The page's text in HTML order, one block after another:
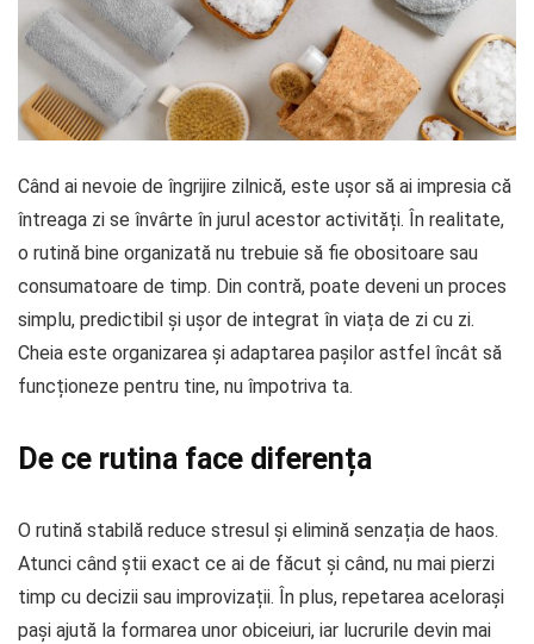
Când ai nevoie de îngrijire zilnică, este ușor să ai impresia că
întreaga zi se învârte în jurul acestor activități. În realitate,
o rutină bine organizată nu trebuie să fie obositoare sau
consumatoare de timp. Din contră, poate deveni un proces
simplu, predictibil și ușor de integrat în viața de zi cu zi.
Cheia este organizarea și adaptarea pașilor astfel încât să
funcționeze pentru tine, nu împotriva ta.
De ce rutina face diferența
O rutină stabilă reduce stresul și elimină senzația de haos.
Atunci când știi exact ce ai de făcut și când, nu mai pierzi
timp cu decizii sau improvizații. În plus, repetarea acelorași
pași ajută la formarea unor obiceiuri, iar lucrurile devin mai